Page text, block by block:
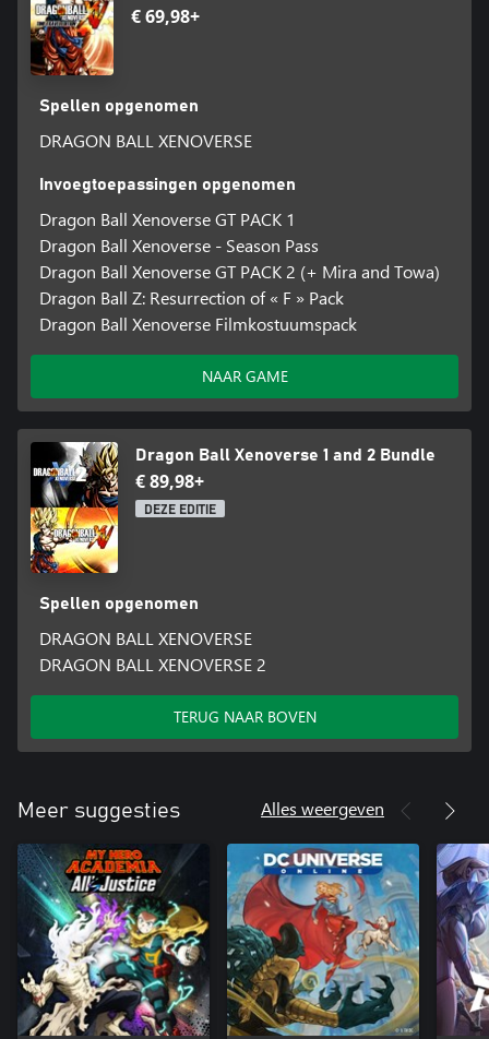
€ 69,98+
Spellen opgenomen
DRAGON BALL XENOVERSE
Invoegtoepassingen opgenomen
Dragon Ball Xenoverse GT PACK 1
Dragon Ball Xenoverse - Season Pass
Dragon Ball Xenoverse GT PACK 2 (+ Mira and Towa)
Dragon Ball Z: Resurrection of « F » Pack
Dragon Ball Xenoverse Filmkostuumspack
NAAR GAME
Dragon Ball Xenoverse 1 and 2 Bundle
€ 89,98+
DEZE EDITIE
Spellen opgenomen
DRAGON BALL XENOVERSE
DRAGON BALL XENOVERSE 2
TERUG NAAR BOVEN
Meer suggesties Alles weergeven